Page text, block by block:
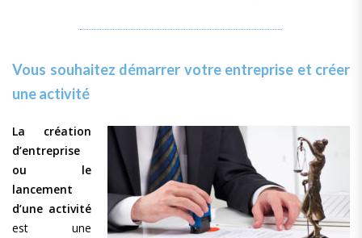
Vous souhaitez démarrer votre entreprise et créer
une activité
La création
d’entreprise
ou le
lancement
d’une activité
est une